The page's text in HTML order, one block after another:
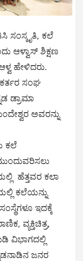
ಸಂಸ್ಕೃತಿ, ಕಲೆ
ಆಳ್ವಾಸ್ ಶಿಕ್ಷಣ
ಹೇಳಿದರು.
ಸಂಘ
ಡ್ರಾಮಾ
ಅವರನ್ನು
ಕಲೆ
ಹೆತ್ತವರ ಕಲಾ
ಕಲೆಯನ್ನು
ಇದಕ್ಕೆ
ವ್ಯಕ್ತಿಚಿತ್ರ,
ವಿಭಾಗದಲ್ಲಿ
ಜನರ